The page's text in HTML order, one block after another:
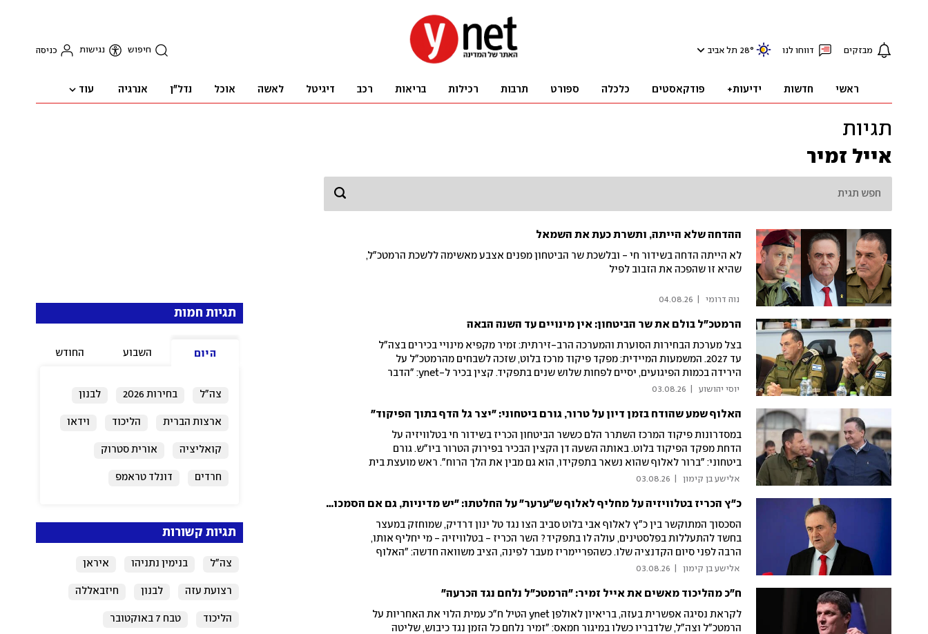
מבזקים דווחו לנו 28° תל אביב חיפוש נגישות כניסה
ראשי חדשות ידיעות+ פודקאסטים כלכלה ספורט תרבות רכילות בריאות רכב דיגיטל לאשה אוכל נדל"ן אנרגיה עוד
תגיות
אייל זמיר
ההדחה שלא הייתה, ותשרת כעת את השמאל
לא הייתה הדחה בשידור חי - ובלשכת שר הביטחון מפנים אצבע מאשימה ללשכת הרמטכ"ל,
שהיא זו שהפכה את הזבוב לפיל
נוה דרומי 04.08.26
הרמטכ"ל בולם את שר הביטחון: אין מינויים עד השנה הבאה
בצל מערכת הבחירות הסוערת והמערכה הרב-זירתית: זמיר מקפיא מינויי בכירים בצה"ל
עד 2027. המשמעות המיידית: מפקד פיקוד מרכז בלוט, שזכה לשבחים מהרמטכ"ל על
הירידה בכמות הפיגועים, יסיים לפחות שלוש שנים בתפקיד. קצין בכיר ל-ynet: "הדבר
האחרון שהאלופים צריכים זה מעורבות פוליטית"
יוסי יהושוע 03.08.26
האלוף שמע שהודח בזמן דיון על טרור, גורם ביטחוני: "יצר גל הדף בתוך הפיקוד"
במסדרונות פיקוד המרכז השתרר הלם כששר הביטחון הכריז בשידור חי בטלוויזיה על
הדחת מפקד הפיקוד בלוט. באותה השעה דן הקצין הבכיר בפירוק הטרור ביו"ש. גורם
ביטחוני: "ברור לאלוף שהוא נשאר בתפקידו, הוא גם מבין את הלך הרוח". ראש מועצת בית
אל נגד כ"ץ: "אם חסרים לך קולות לפריימריז, אשלים לך"
אלישע בן קימון 03.08.26
כ"ץ הכריז בטלוויזיה על מחליף לאלוף ש"ערער" על החלטתו: "יש מדיניות, גם אם הסמכות שלו"
הסכסוך המתוקשר בין כ"ץ לאלוף אבי בלוט סביב הצו נגד טל ינון דרדיק, שמוחזק במעצר
בחשד להתעללות בפלסטינים, עולה לו בתפקיד? השר הכריז - בטלוויזיה - מי יחליף אותו,
הרבה לפני סיום הקדנציה שלו. כשהפריימריז מעבר לפינה, הציב משוואה חדשה: "האלוף
צריך לקחת בחשבון את המדיניות, גם אם הסמכות שלו". בצה"ל התנערו: "אין כוונה
אלישע בן קימון 03.08.26
ח"כ מהליכוד מאשים את אייל זמיר: "הרמטכ"ל נלחם נגד הכרעה"
לקראת נסיגה אפשרית בעזה, בריאיון לאולפן ynet הטיל ח"כ עמית הלוי את האחריות על
הרמטכ"ל וצה"ל, שלדבריו כשלו במיגור חמאס: "זמיר נלחם כל הזמן נגד כיבוש, שליטה
תגיות חמות
היום השבוע החודש
צה"ל בחירות 2026 לבנון
ארצות הברית הליכוד וידאו
קואליציה אורית סטרוק
חרדים דונלד טראמפ
תגיות קשורות
צה"ל בנימין נתניהו איראן
רצועת עזה לבנון חיזבאללה
הליכוד טבח 7 באוקטובר